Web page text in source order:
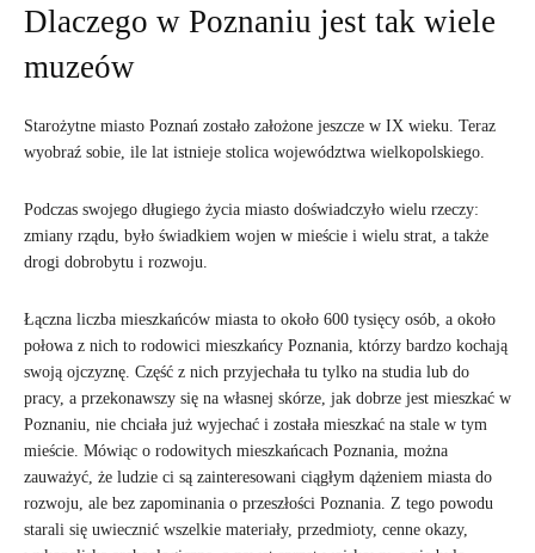
Dlaczego w Poznaniu jest tak wiele
muzeów
Starożytne miasto Poznań zostało założone jeszcze w IX wieku. Teraz
wyobraź sobie, ile lat istnieje stolica województwa wielkopolskiego.
Podczas swojego długiego życia miasto doświadczyło wielu rzeczy:
zmiany rządu, było świadkiem wojen w mieście i wielu strat, a także
drogi dobrobytu i rozwoju.
Łączna liczba mieszkańców miasta to około 600 tysięcy osób, a około
połowa z nich to rodowici mieszkańcy Poznania, którzy bardzo kochają
swoją ojczyznę. Część z nich przyjechała tu tylko na studia lub do
pracy, a przekonawszy się na własnej skórze, jak dobrze jest mieszkać w
Poznaniu, nie chciała już wyjechać i została mieszkać na stale w tym
mieście. Mówiąc o rodowitych mieszkańcach Poznania, można
zauważyć, że ludzie ci są zainteresowani ciągłym dążeniem miasta do
rozwoju, ale bez zapominania o przeszłości Poznania. Z tego powodu
starali się uwiecznić wszelkie materiały, przedmioty, cenne okazy,